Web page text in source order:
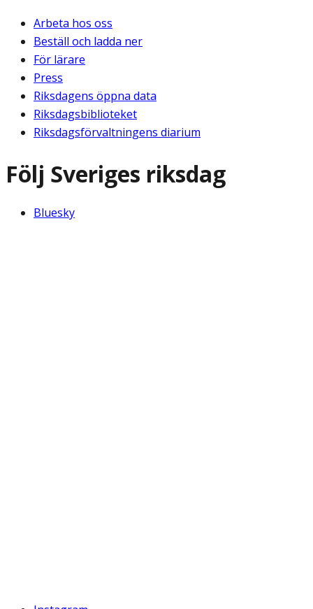
Arbeta hos oss
Beställ och ladda ner
För lärare
Press
Riksdagens öppna data
Riksdagsbiblioteket
Riksdagsförvaltningens diarium
Följ Sveriges riksdag
Bluesky